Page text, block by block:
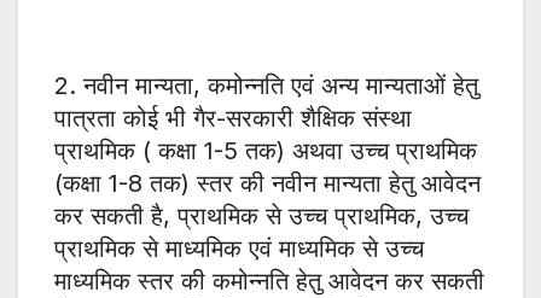
2. नवीन मान्यता, कमोन्नति एवं अन्य मान्यताओं हेतु
पात्रता कोई भी गैर-सरकारी शैक्षिक संस्था
प्राथमिक ( कक्षा 1-5 तक) अथवा उच्च प्राथमिक
(कक्षा 1-8 तक) स्तर की नवीन मान्यता हेतु आवेदन
कर सकती है, प्राथमिक से उच्च प्राथमिक, उच्च
प्राथमिक से माध्यमिक एवं माध्यमिक से उच्च
माध्यमिक स्तर की कमोन्नति हेतु आवेदन कर सकती